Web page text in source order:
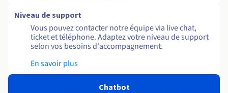
Niveau de support
Vous pouvez contacter notre équipe via live chat,
ticket et téléphone. Adaptez votre niveau de support
selon vos besoins d'accompagnement.
En savoir plus
Chatbot